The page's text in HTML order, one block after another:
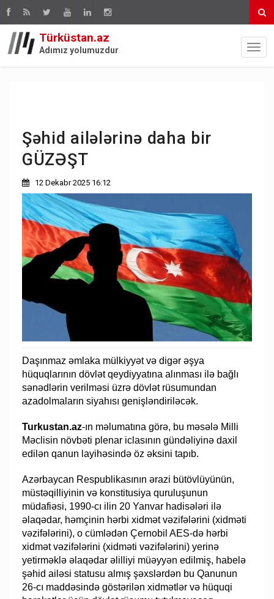
Türküstan.az
Adımız yolumuzdur
Şəhid ailələrinə daha bir
GÜZƏŞT
12 Dekabr 2025 16:12
Daşınmaz əmlaka mülkiyyət və digər əşya
hüquqlarının dövlət qeydiyyatına alınması ilə bağlı
sənədlərin verilməsi üzrə dövlət rüsumundan
azadolmaların siyahısı genişləndiriləcək.
Turkustan.az-ın məlumatına görə, bu məsələ Milli
Məclisin növbəti plenar iclasının gündəliyinə daxil
edilən qanun layihəsində öz əksini tapıb.
Azərbaycan Respublikasının ərazi bütövlüyünün,
müstəqilliyinin və konstitusiya quruluşunun
müdafiəsi, 1990-cı ilin 20 Yanvar hadisələri ilə
əlaqədar, həmçinin hərbi xidmət vəzifələrini (xidməti
vəzifələrini), o cümlədən Çernobil AES-də hərbi
xidmət vəzifələrini (xidməti vəzifələrini) yerinə
yetirməklə əlaqədar əlilliyi müəyyən edilmiş, habelə
şəhid ailəsi statusu almış şəxslərdən bu Qanunun
26-cı maddəsində göstərilən xidmətlər və hüquqi